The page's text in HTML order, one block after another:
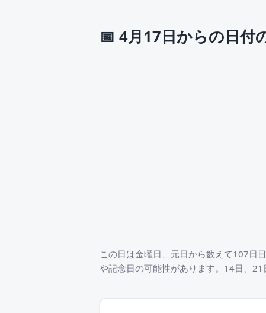
📅 4月17日からの日付
この日は金曜日、元日から数えて107日
や記念日の可能性があります。14日、